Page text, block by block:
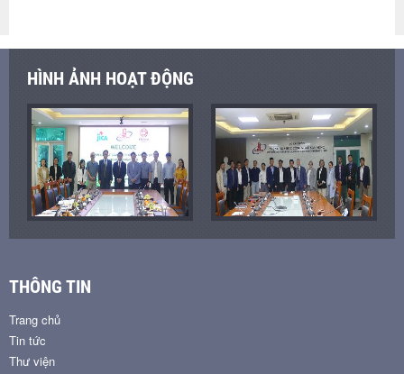
HÌNH ẢNH HOẠT ĐỘNG
THÔNG TIN
Trang chủ
Tin tức
Thư viện